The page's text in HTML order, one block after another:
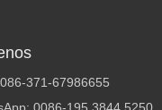
371-67986655